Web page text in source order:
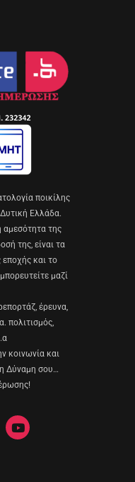
ποικίλης
Ελλάδα.
αμεσότητα της
της, είναι τα
εποχής και το
μαζί
έρευνα,
πολιτισμός,
κοινωνία και
η Δύναμη σου…